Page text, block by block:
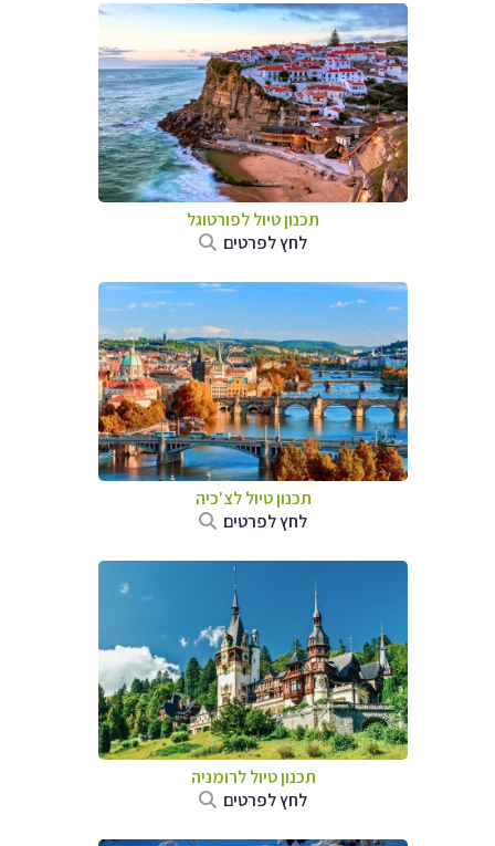
תכנון טיול לפורטוגל
לחץ לפרטים
תכנון טיול לצ'כיה
לחץ לפרטים
תכנון טיול לרומניה
לחץ לפרטים